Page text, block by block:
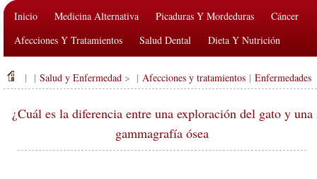
Inicio Medicina Alternativa Picaduras Y Mordeduras
Cáncer
Afecciones Y Tratamientos
Salud Dental
Dieta Y Nutrición
Salud Pública Y Seguridad
Cirugías Y Procedimientos Salud
| | Salud y Enfermedad > | Afecciones y tratamientos | Enfermedades
¿Cuál es la diferencia entre una exploración del gato y una
gammagrafía ósea